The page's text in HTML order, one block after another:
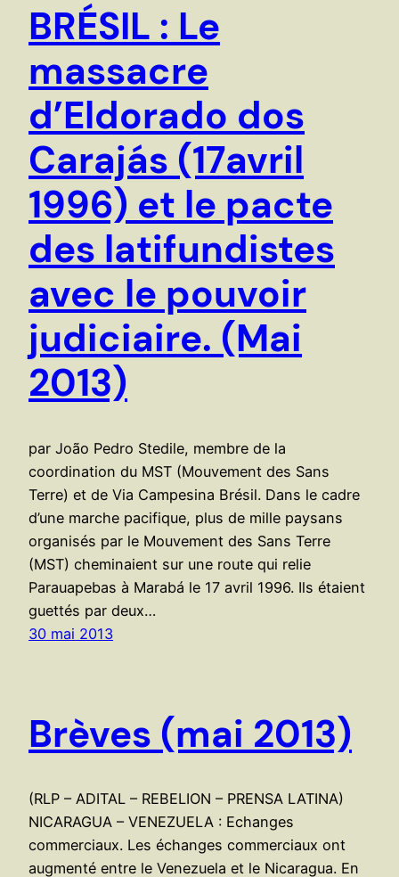
BRÉSIL : Le
massacre
d’Eldorado dos
Carajás (17avril
1996) et le pacte
des latifundistes
avec le pouvoir
judiciaire. (Mai
2013)
par João Pedro Stedile, membre de la
coordination du MST (Mouvement des Sans
Terre) et de Via Campesina Brésil. Dans le cadre
d’une marche pacifique, plus de mille paysans
organisés par le Mouvement des Sans Terre
(MST) cheminaient sur une route qui relie
Parauapebas à Marabá le 17 avril 1996. Ils étaient
guettés par deux…
30 mai 2013
Brèves (mai 2013)
(RLP – ADITAL – REBELION – PRENSA LATINA)
NICARAGUA – VENEZUELA : Echanges
commerciaux. Les échanges commerciaux ont
augmenté entre le Venezuela et le Nicaragua. En